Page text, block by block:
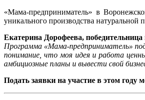
«Мама-предприниматель» в
уникального производства натуральной
Екатерина Дорофеева,
Программа «Мама-предприниматель»
понимание, что моя идея и работа
амбициозные планы и вывести свой
Подать заявки на участие в этом году